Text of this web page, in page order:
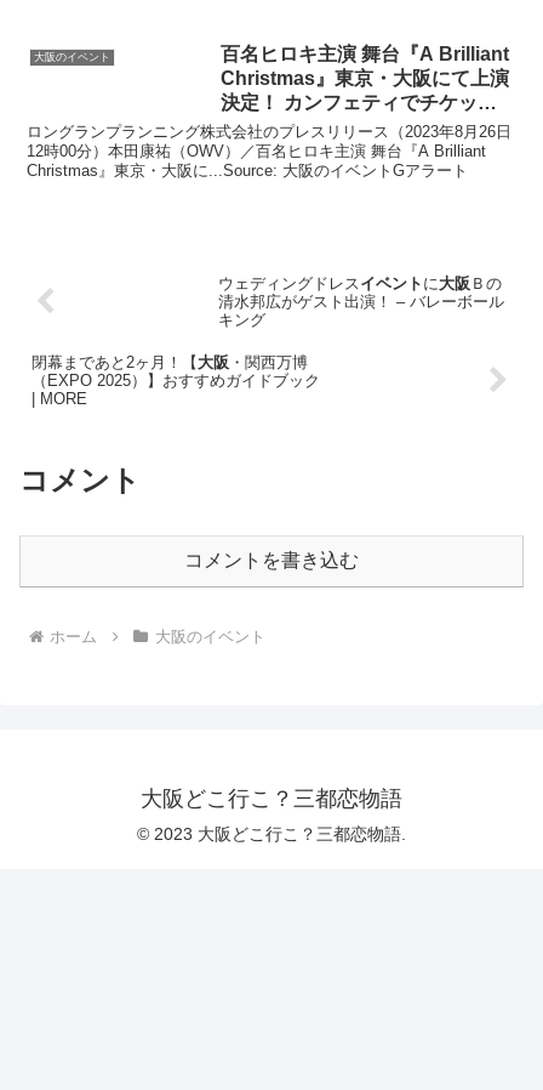
大阪のイベント
百名ヒロキ主演 舞台『A Brilliant
Christmas』東京・ 大阪にて上演
決定！ カンフェティでチケット
発売
ロングランプランニング株式会社のプレスリリース（2023年8月26日
12時00分）本⽥康祐（OWV）／百名ヒロキ主演 舞台『A Brilliant
Christmas』東京・大阪に...Source: 大阪のイベントGアラート
ウェディングドレス イベント に大阪 Ｂの
清水邦広がゲスト出演！ – バレーボール
キング
閉幕まであと2ヶ月！【大阪 ・関西万博
（EXPO 2025）】おすすめガイドブック
| MORE
コメント
コメントを書き込む
ホーム 大阪のイベント
大阪どこ行こ？三都恋物語
© 2023 大阪どこ行こ？三都恋物語.